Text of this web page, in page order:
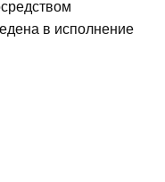
в исполнение